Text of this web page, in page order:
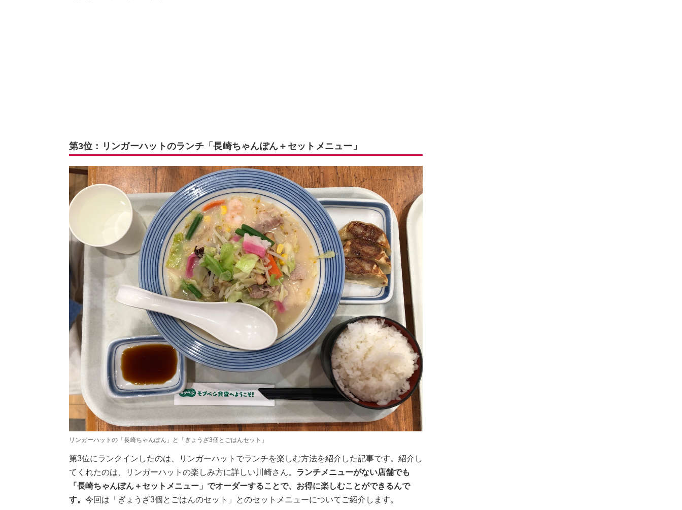
第3位：リンガーハットのランチ「長崎ちゃんぽん＋セットメニュー」
リンガーハットの「長崎ちゃんぽん」と「ぎょうざ3個とごはんセット」
第3位にランクインしたのは、リンガーハットでランチを楽しむ方法を紹介した記事です。紹介し
てくれたのは、リンガーハットの楽しみ方に詳しい川崎さん。 ランチメニューがない店舗でも
「長崎ちゃんぽん＋セットメニュー」でオーダーすることで、お得に楽しむことができるんで
す。 今回は「ぎょうざ3個とごはんのセット」とのセットメニューについてご紹介します。